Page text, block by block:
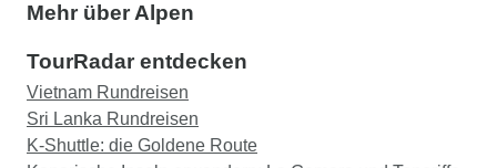
Mehr über Alpen
TourRadar entdecken
Vietnam Rundreisen
Sri Lanka Rundreisen
K-Shuttle: die Goldene Route